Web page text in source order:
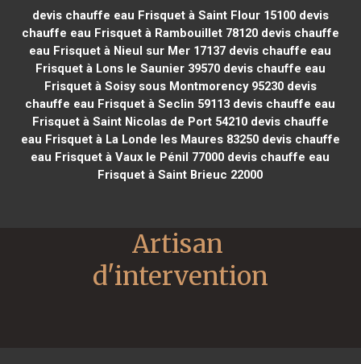
devis chauffe eau Frisquet à Saint Flour 15100devis
chauffe eau Frisquet à Rambouillet 78120devis chauffe
eau Frisquet à Nieul sur Mer 17137 devis chauffe eau
Frisquet à Lons le Saunier 39570devis chauffe eau
Frisquet à Soisy sous Montmorency 95230devis
chauffe eau Frisquet à Seclin 59113 devis chauffe eau
Frisquet à Saint Nicolas de Port 54210devis chauffe
eau Frisquet à La Londe les Maures 83250devis chauffe
eau Frisquet à Vaux le Pénil 77000 devis chauffe eau
Frisquet à Saint Brieuc 22000
Artisan
d'intervention